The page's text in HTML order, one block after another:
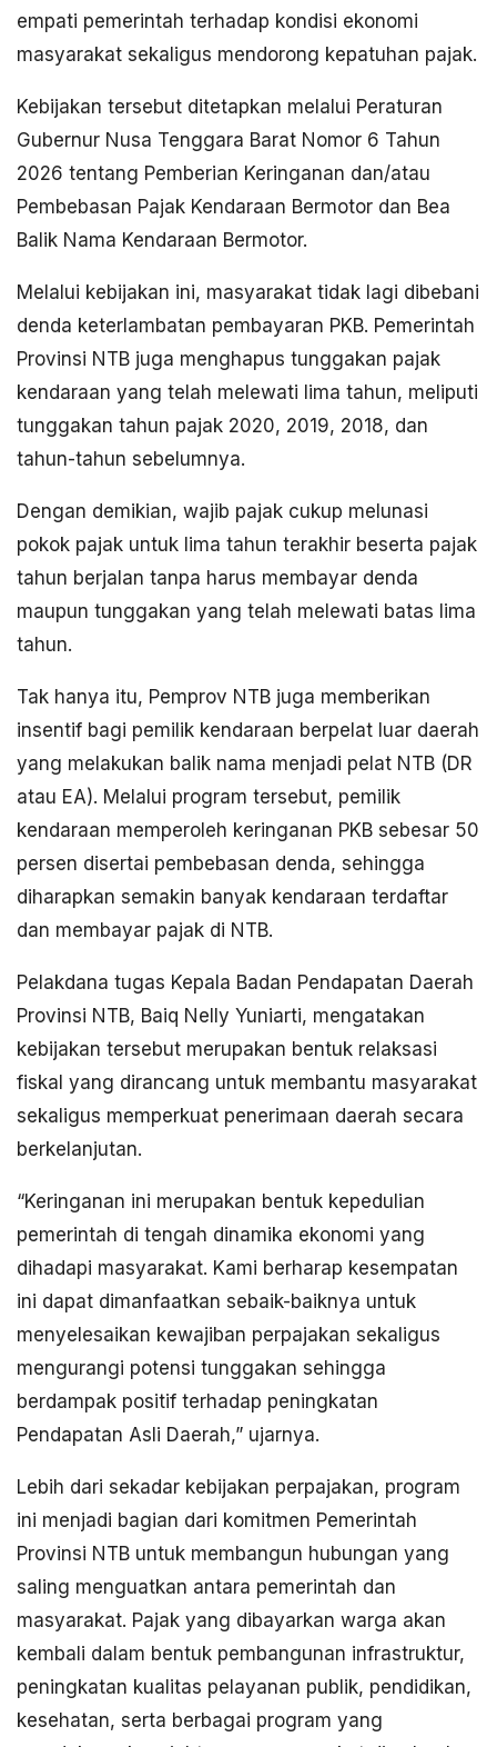
empati pemerintah terhadap kondisi ekonomi
masyarakat sekaligus mendorong kepatuhan pajak.
Kebijakan tersebut ditetapkan melalui Peraturan
Gubernur Nusa Tenggara Barat Nomor 6 Tahun
2026 tentang Pemberian Keringanan dan/atau
Pembebasan Pajak Kendaraan Bermotor dan Bea
Balik Nama Kendaraan Bermotor.
Melalui kebijakan ini, masyarakat tidak lagi dibebani
denda keterlambatan pembayaran PKB. Pemerintah
Provinsi NTB juga menghapus tunggakan pajak
kendaraan yang telah melewati lima tahun, meliputi
tunggakan tahun pajak 2020, 2019, 2018, dan
tahun-tahun sebelumnya.
Dengan demikian, wajib pajak cukup melunasi
pokok pajak untuk lima tahun terakhir beserta pajak
tahun berjalan tanpa harus membayar denda
maupun tunggakan yang telah melewati batas lima
tahun.
Tak hanya itu, Pemprov NTB juga memberikan
insentif bagi pemilik kendaraan berpelat luar daerah
yang melakukan balik nama menjadi pelat NTB (DR
atau EA). Melalui program tersebut, pemilik
kendaraan memperoleh keringanan PKB sebesar 50
persen disertai pembebasan denda, sehingga
diharapkan semakin banyak kendaraan terdaftar
dan membayar pajak di NTB.
Pelakdana tugas Kepala Badan Pendapatan Daerah
Provinsi NTB, Baiq Nelly Yuniarti, mengatakan
kebijakan tersebut merupakan bentuk relaksasi
fiskal yang dirancang untuk membantu masyarakat
sekaligus memperkuat penerimaan daerah secara
berkelanjutan.
“Keringanan ini merupakan bentuk kepedulian
pemerintah di tengah dinamika ekonomi yang
dihadapi masyarakat. Kami berharap kesempatan
ini dapat dimanfaatkan sebaik-baiknya untuk
menyelesaikan kewajiban perpajakan sekaligus
mengurangi potensi tunggakan sehingga
berdampak positif terhadap peningkatan
Pendapatan Asli Daerah,” ujarnya.
Lebih dari sekadar kebijakan perpajakan, program
ini menjadi bagian dari komitmen Pemerintah
Provinsi NTB untuk membangun hubungan yang
saling menguatkan antara pemerintah dan
masyarakat. Pajak yang dibayarkan warga akan
kembali dalam bentuk pembangunan infrastruktur,
peningkatan kualitas pelayanan publik, pendidikan,
kesehatan, serta berbagai program yang